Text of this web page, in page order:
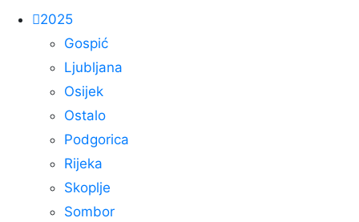
2025
Gospić
Ljubljana
Osijek
Ostalo
Podgorica
Rijeka
Skoplje
Sombor